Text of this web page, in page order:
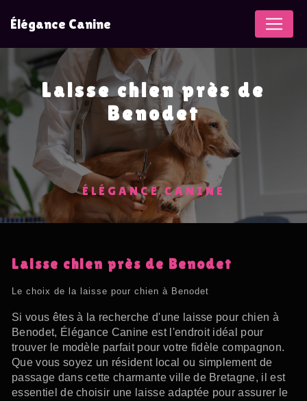
Élégance Canine
Laisse chien près de
Benodet
ÉLÉGANCE CANINE
Laisse chien près de Benodet
Le choix de la laisse pour chien à Benodet
Si vous êtes à la recherche d'une laisse pour chien à
Benodet, Élégance Canine est l'endroit idéal pour
trouver le modèle parfait pour votre fidèle compagnon.
Que vous soyez un résident local ou simplement de
passage dans cette charmante ville de Bretagne, il est
essentiel de choisir une laisse adaptée pour assurer le